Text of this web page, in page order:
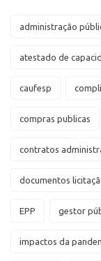
administração
atestado de
caufesp
compras publicas
contratos
documentos
EPP gestor
impactos da